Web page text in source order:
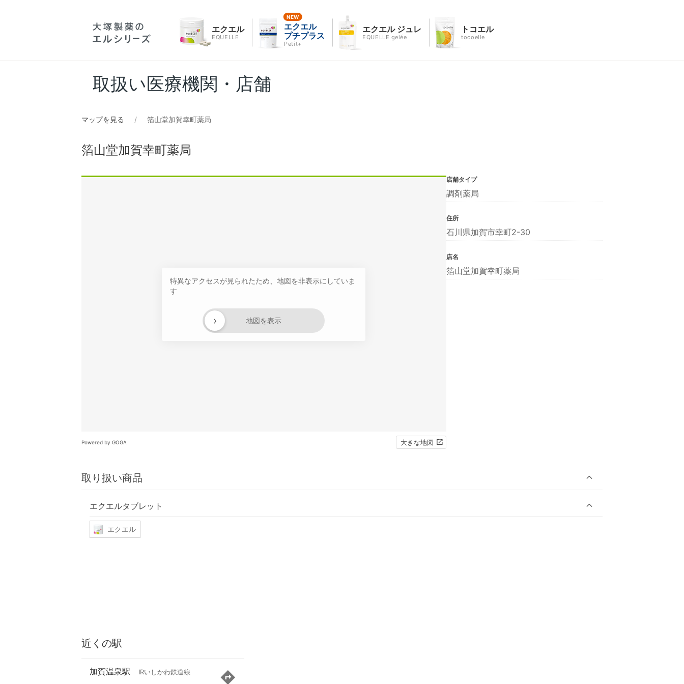
エクエル
EQUELLE
エクエル
プチプラス
Petit+
エクエル ジュレ
EQUELLE gelée
トコエル
tocoelle
取扱い医療機関・店舗
マップを見る 箔山堂加賀幸町薬局
箔山堂加賀幸町薬局
特異なアクセスが見られたため、地図を非表示にしていま
す
地図を表示
›
Powered by GOGA 大きな地図
取り扱い商品
エクエルタブレット
エクエル
店舗タイプ
調剤薬局
住所
石川県加賀市幸町2-30
店名
箔山堂加賀幸町薬局
近くの駅
加賀温泉駅 IRいしかわ鉄道線